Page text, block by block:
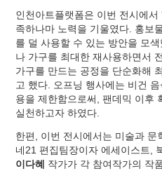
인천아트플랫폼은 이번 전시에서
족하나마 노력을 기울였다. 홍보
를 덜 사용할 수 있는 방안을 모
나 가구를 최대한 재사용하면서
가구를 만드는 공정을 단순화해
고 했다. 오프닝 행사에는 비건
용을 제한함으로써, 팬데믹 이후
실천하고자 하였다.
한편, 이번 전시에서는 미술과 문
네21 편집팀장이자 에세이스트,
이다혜 작가가 각 참여작가의 작